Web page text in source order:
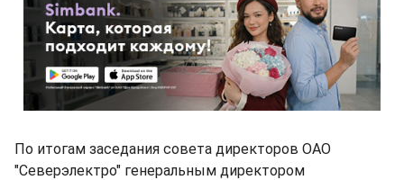
По итогам заседания совета директоров ОАО
"Северэлектро" генеральным директором